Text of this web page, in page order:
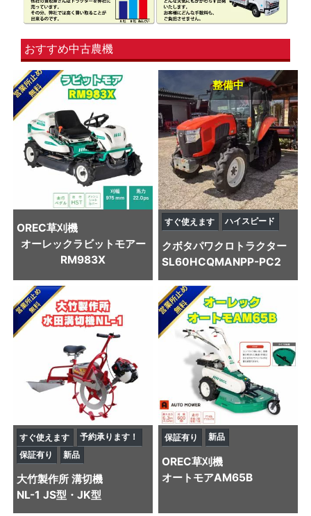
おすすめ中古農機
OREC草刈機
オーレックラビットモアー
RM983X
整備中
すぐ使えます ハイスピード
クボタパワクロトラクター
SL60HCQMANPP-PC2
すぐ使えます
予約承ります！
保証有り
新品
大竹製作所 溝切機
NL-1 JS型・JK型
保証有り 新品
OREC草刈機
オートモアAM65B